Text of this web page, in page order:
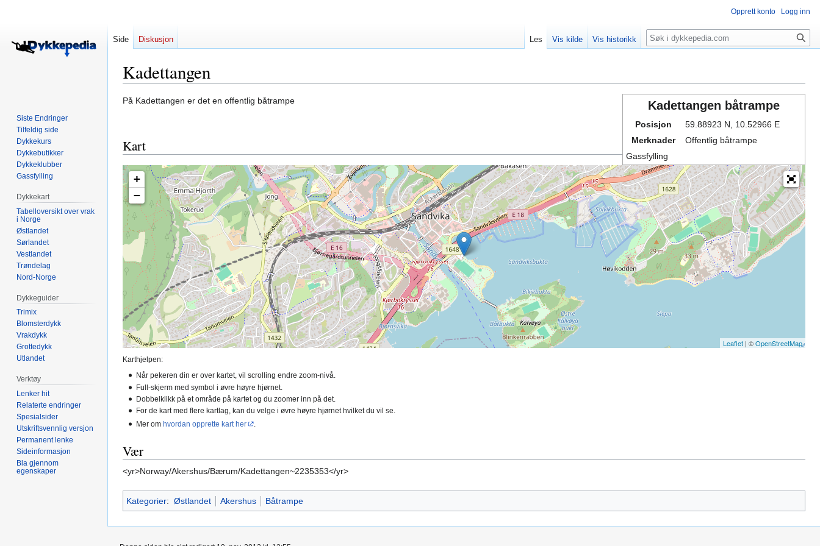
Kadettangen
Hopp
Hopp
Kadettangen båtrampe
Posisjon
59.88923 N, 10.52966 E
Merknader
Offentlig båtrampe
Gassfylling
På Kadettangen er det en offentlig båtrampe
Kart
+
−
Leaflet | ©OpenStreetMap
Karthjelpen:
Når pekeren din er over kartet, vil scrolling endre zoom-nivå.
Full-skjerm med symbol i øvre høyre hjørnet.
Dobbelklikk på et område på kartet og du zoomer inn på det.
For de kart med flere kartlag, kan du velge i øvre høyre hjørnet hvilket du vil se.
Mer om hvordan opprette kart her
Vær
<yr>Norway/Akershus/Bærum/Kadettangen~2235353</yr>
Kategorier: Østlandet Akershus Båtrampe
Opprett konto Logg inn
Side Diskusjon Les Vis kilde Vis historikk Søk
Siste Endringer
Tilfeldig side
Dykkekurs
Dykkebutikker
Dykkeklubber
Gassfylling
Dykkekart
Tabelloversikt over vrak
i Norge
Østlandet
Sørlandet
Vestlandet
Trøndelag
Nord-Norge
Dykkeguider
Trimix
Blomsterdykk
Vrakdykk
Grottedykk
Utlandet
Verktøy
Lenker hit
Relaterte endringer
Spesialsider
Utskriftsvennlig versjon
Permanent lenke
Sideinformasjon
Bla gjennom
egenskaper